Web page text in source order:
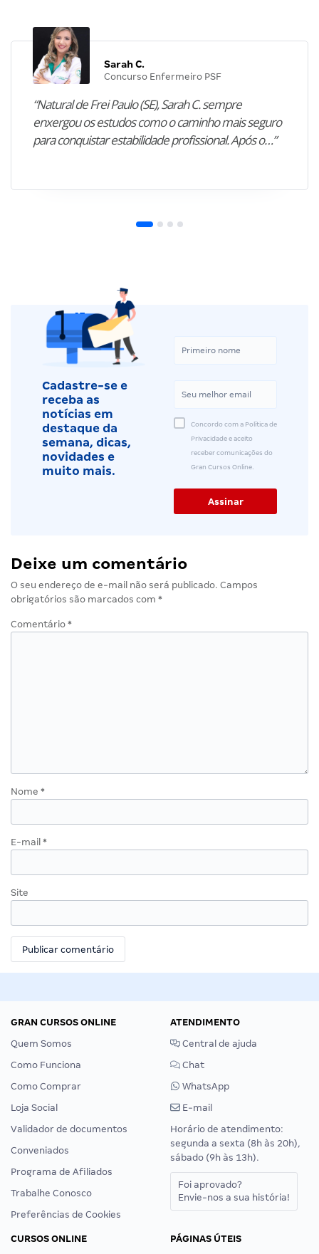
Sarah C.
Concurso Enfermeiro PSF
“Natural de Frei Paulo (SE), Sarah C. sempre
enxergou os estudos como o caminho mais seguro
para conquistar estabilidade profissional. Após o…”
Cadastre-se e
receba as
notícias em
destaque da
semana, dicas,
novidades e
muito mais.
Concordo com a Política de
Privacidade e aceito
receber comunicações do
Gran Cursos Online.
Deixe um comentário
O seu endereço de e-mail não será publicado. Campos
obrigatórios são marcados com *
Comentário *
Nome *
E-mail *
Site
GRAN CURSOS ONLINE
Quem Somos
Como Funciona
Como Comprar
Loja Social
Validador de documentos
Conveniados
Programa de Afiliados
Trabalhe Conosco
Preferências de Cookies
ATENDIMENTO
Central de ajuda
Chat
WhatsApp
E-mail
Horário de atendimento:
segunda a sexta (8h às 20h),
sábado (9h às 13h).
Foi aprovado?
Envie-nos a sua história!
CURSOS ONLINE
PÁGINAS ÚTEIS